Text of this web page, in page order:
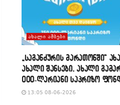
ᲐᲮᲐᲚᲘ ᲐᲛᲑᲔᲑᲘ
„საგანძურის მარათონში“
ახალი შანსები, ახალი
000-ლარიანი საპრიზო
13:05 08-06-2026